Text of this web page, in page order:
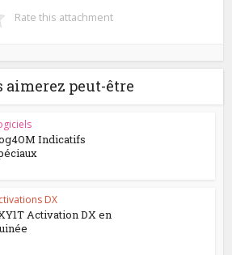
Rate this attachment
aimerez peut-être
Indicatifs
DX
Activation DX en